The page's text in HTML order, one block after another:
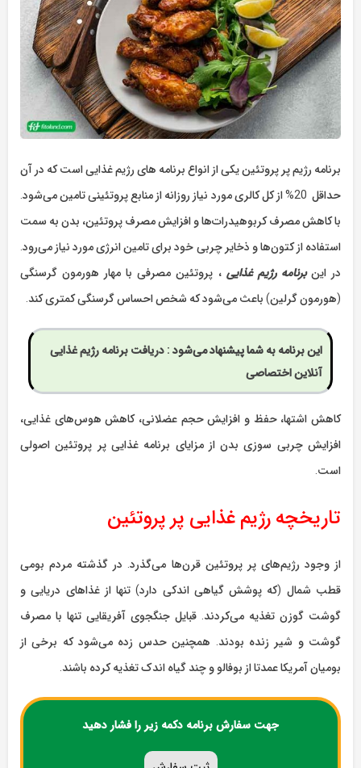
برنامه رژیم پر پروتئین یکی از انواع برنامه های رژیم غذایی است که در آن
حداقل 20% از کل کالری مورد نیاز روزانه از منابع پروتئینی تامین می‌شود.
با کاهش مصرف کربوهیدرات‌ها و افزایش مصرف پروتئین، بدن به سمت
استفاده از کتون‌ها و ذخایر چربی خود برای تامین انرژی مورد نیاز می‌رود.
در اینبرنامه رژیم غذایی ، پروتئین مصرفی با مهار هورمون گرسنگی
(هورمون گرلین) باعث می‌شود که شخص احساس گرسنگی کمتری کند.
این برنامه به شما پیشنهاد می‌شود : دریافت برنامه رژیم غذایی
آنلاین اختصاصی
کاهش اشتها، حفظ و افزایش حجم عضلانی، کاهش هوس‌های غذایی،
افزایش چربی سوزی بدن از مزایای برنامه غذایی پر پروتئین اصولی
است.
تاریخچه‌ رژیم‌ غذایی پر پروتئین
از وجود رژیم‌های پر پروتئین قرن‌ها می‌گذرد. در گذشته مردم بومی
قطب شمال (که پوشش گیاهی اندکی دارد) تنها از غذاهای دریایی و
گوشت گوزن تغذیه می‌کردند. قبایل جنگجوی آفریقایی تنها با مصرف
گوشت و شیر زنده بودند. همچنین حدس زده می‌شود که برخی از
بومیان آمریکا عمدتا از بوفالو و چند گیاه اندک تغذیه کرده باشند.
جهت سفارش برنامه دکمه زیر را فشار دهید